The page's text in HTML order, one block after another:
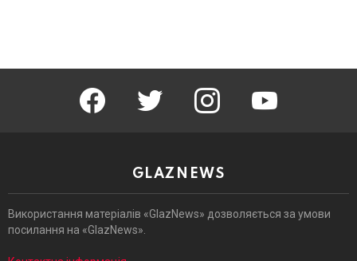
facebook twitter instagram
GLAZNEWS
Використання матеріалів «GlazNews» дозволяється за умови
посилання на «GlazNews».